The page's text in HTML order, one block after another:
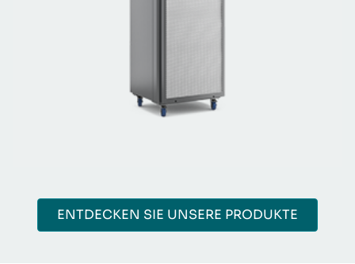
ENTDECKEN SIE UNSERE PRODUKTE